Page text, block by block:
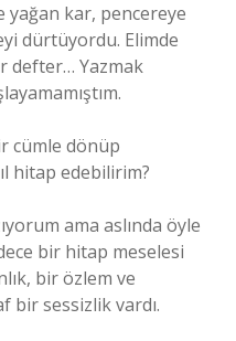
yağan kar, pencereye
dürtüyordu. Elimde
defter… Yazmak
cümle dönüp
hitap edebilirim?
ama aslında öyle
bir hitap meselesi
bir özlem ve
bir sessizlik vardı.